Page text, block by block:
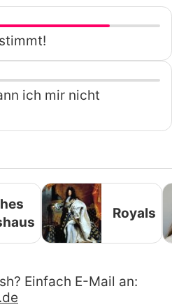
ich mir nicht
Royals
Einfach E-Mail an: